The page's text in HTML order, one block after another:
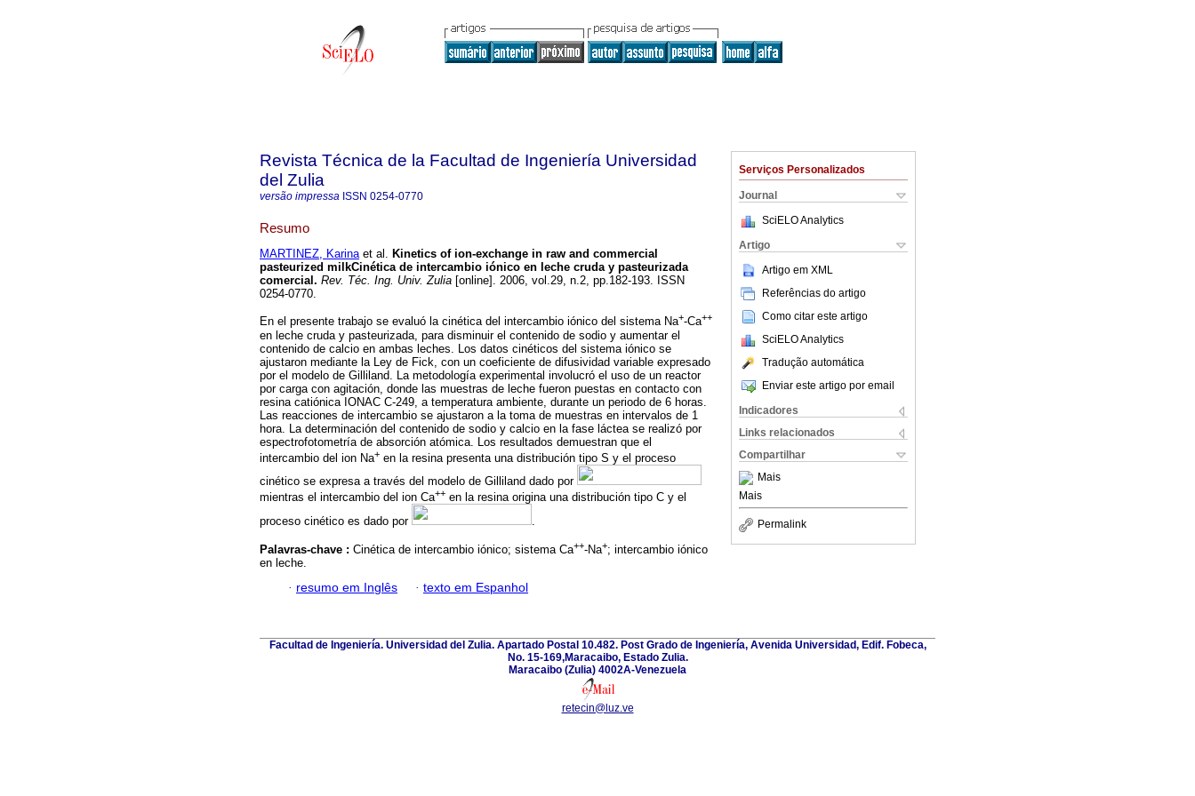
Serviços Personalizados
Journal
SciELO Analytics
Artigo
Artigo em XML
Referências do artigo
Como citar este artigo
SciELO Analytics
Tradução automática
Enviar este artigo por email
Indicadores
Links relacionados
Compartilhar
Mais
Mais
Permalink
Revista Técnica de la Facultad de Ingeniería Universidad
del Zulia
versão impressa ISSN 0254-0770
Resumo
MARTINEZ, Karinaet al. Kinetics of ion-exchange in raw and commercial
pasteurized milkCinética de intercambio iónico en leche cruda y pasteurizada
comercial . Rev. Téc. Ing. Univ. Zulia [online]. 2006, vol.29, n.2, pp.182-193. ISSN
0254-0770.
En el presente trabajo se evaluó la cinética del intercambio iónico del sistema Na+-Ca++
en leche cruda y pasteurizada, para disminuir el contenido de sodio y aumentar el
contenido de calcio en ambas leches. Los datos cinéticos del sistema iónico se
ajustaron mediante la Ley de Fick, con un coeficiente de difusividad variable expresado
por el modelo de Gilliland. La metodología experimental involucró el uso de un reactor
por carga con agitación, donde las muestras de leche fueron puestas en contacto con
resina catiónica IONAC C-249, a temperatura ambiente, durante un periodo de 6 horas.
Las reacciones de intercambio se ajustaron a la toma de muestras en intervalos de 1
hora. La determinación del contenido de sodio y calcio en la fase láctea se realizó por
espectrofotometría de absorción atómica. Los resultados demuestran que el
intercambio del ion Na+ en la resina presenta una distribución tipo S y el proceso
cinético se expresa a través del modelo de Gilliland dado por
mientras el intercambio del ion Ca++ en la resina origina una distribución tipo C y el
proceso cinético es dado por
.
Palavras-chave : Cinética de intercambio iónico; sistema Ca++-Na+; intercambio iónico
en leche.
· resumo em Inglês · texto em Espanhol
Facultad de Ingeniería. Universidad del Zulia. Apartado Postal 10.482. Post Grado de Ingeniería, Avenida Universidad, Edif. Fobeca,
No. 15-169,Maracaibo, Estado Zulia.
Maracaibo (Zulia) 4002A-Venezuela
retecin@luz.ve